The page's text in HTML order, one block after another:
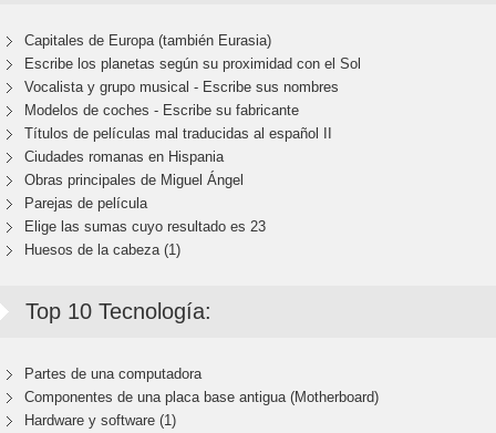
Capitales de Europa (también Eurasia)
Escribe los planetas según su proximidad con el Sol
Vocalista y grupo musical - Escribe sus nombres
Modelos de coches - Escribe su fabricante
Títulos de películas mal traducidas al español II
Ciudades romanas en Hispania
Obras principales de Miguel Ángel
Parejas de película
Elige las sumas cuyo resultado es 23
Huesos de la cabeza (1)
Top 10 Tecnología:
Partes de una computadora
Componentes de una placa base antigua (Motherboard)
Hardware y software (1)